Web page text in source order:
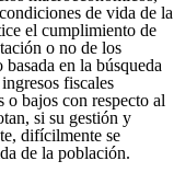
de vida de la
el cumplimiento de
o no de los
en la búsqueda
fiscales
o bajos con respecto al
si su gestión y
difícilmente se
de la población.